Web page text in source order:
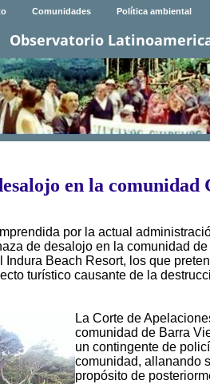
Comunidades Política ambiental
Observatorio
en la
por la actual
de desalojo en la comunidad
Indura Beach Resort, los que
turístico causante de la
La Corte de
comunidad de Barra
un contingente de
comunidad, allanando
propósito de